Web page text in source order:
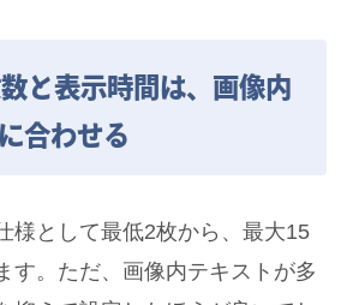
と表示時間は、画像内
合わせる
様として最低2枚から、最大15
す。ただ、画像内テキストが多